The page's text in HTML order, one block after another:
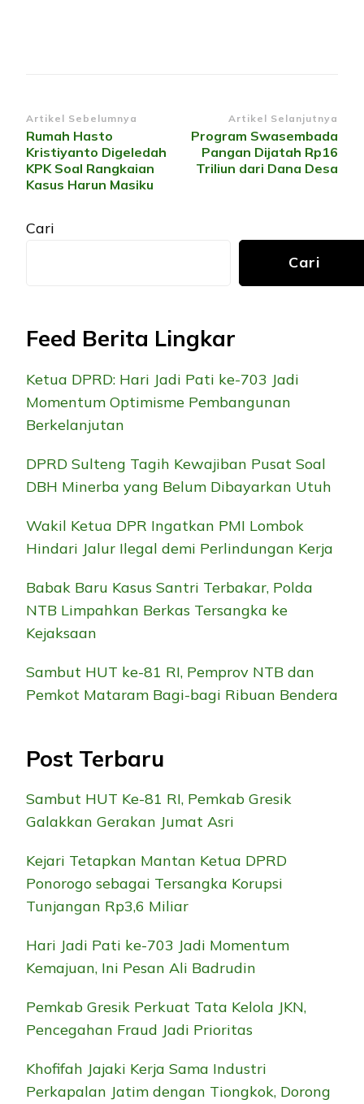
Navigasi
Artikel
Artikel Sebelumnya
Rumah Hasto
Kristiyanto Digeledah
KPK Soal Rangkaian
Kasus Harun Masiku
Artikel Selanjutnya
Program Swasembada
Pangan Dijatah Rp16
Triliun dari Dana Desa
Cari
Cari
Feed Berita Lingkar
Ketua DPRD: Hari Jadi Pati ke-703 Jadi
Momentum Optimisme Pembangunan
Berkelanjutan
DPRD Sulteng Tagih Kewajiban Pusat Soal
DBH Minerba yang Belum Dibayarkan Utuh
Wakil Ketua DPR Ingatkan PMI Lombok
Hindari Jalur Ilegal demi Perlindungan Kerja
Babak Baru Kasus Santri Terbakar, Polda
NTB Limpahkan Berkas Tersangka ke
Kejaksaan
Sambut HUT ke-81 RI, Pemprov NTB dan
Pemkot Mataram Bagi-bagi Ribuan Bendera
Post Terbaru
Sambut HUT Ke-81 RI, Pemkab Gresik
Galakkan Gerakan Jumat Asri
Kejari Tetapkan Mantan Ketua DPRD
Ponorogo sebagai Tersangka Korupsi
Tunjangan Rp3,6 Miliar
Hari Jadi Pati ke-703 Jadi Momentum
Kemajuan, Ini Pesan Ali Badrudin
Pemkab Gresik Perkuat Tata Kelola JKN,
Pencegahan Fraud Jadi Prioritas
Khofifah Jajaki Kerja Sama Industri
Perkapalan Jatim dengan Tiongkok, Dorong